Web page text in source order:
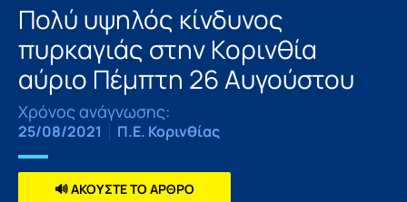
Πολύ υψηλός κίνδυνος
πυρκαγιάς στην Κορινθία
αύριο Πέμπτη 26 Αυγούστου
Χρόνος ανάγνωσης:
25/08/2021 Π.Ε. Κορινθίας
🔊 ΑΚΟΥΣΤΕ ΤΟ ΑΡΘΡΟ